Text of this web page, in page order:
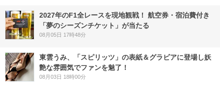
2027年のF1全レースを現地観戦！ 航空券・宿泊費付き
「夢のシーズンチケット」が当たる
08月05日 17時48分
東雲うみ、「スピリッツ」の表紙＆グラビアに登場し妖
艶な雰囲気でファンを魅了！
08月03日 18時00分